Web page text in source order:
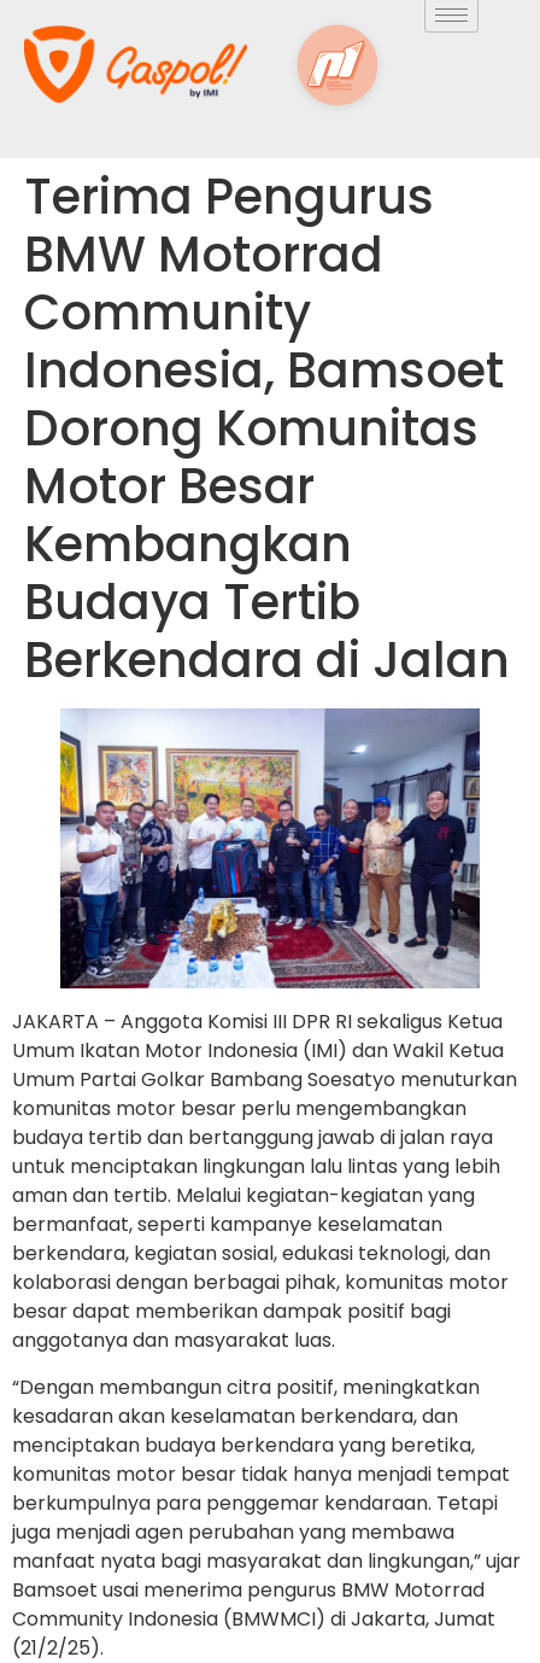
Terima Pengurus
BMW Motorrad
Community
Indonesia, Bamsoet
Dorong Komunitas
Motor Besar
Kembangkan
Budaya Tertib
Berkendara di Jalan
JAKARTA – Anggota Komisi III DPR RI sekaligus Ketua
Umum Ikatan Motor Indonesia (IMI) dan Wakil Ketua
Umum Partai Golkar Bambang Soesatyo menuturkan
komunitas motor besar perlu mengembangkan
budaya tertib dan bertanggung jawab di jalan raya
untuk menciptakan lingkungan lalu lintas yang lebih
aman dan tertib. Melalui kegiatan-kegiatan yang
bermanfaat, seperti kampanye keselamatan
berkendara, kegiatan sosial, edukasi teknologi, dan
kolaborasi dengan berbagai pihak, komunitas motor
besar dapat memberikan dampak positif bagi
anggotanya dan masyarakat luas.
“Dengan membangun citra positif, meningkatkan
kesadaran akan keselamatan berkendara, dan
menciptakan budaya berkendara yang beretika,
komunitas motor besar tidak hanya menjadi tempat
berkumpulnya para penggemar kendaraan. Tetapi
juga menjadi agen perubahan yang membawa
manfaat nyata bagi masyarakat dan lingkungan,” ujar
Bamsoet usai menerima pengurus BMW Motorrad
Community Indonesia (BMWMCI) di Jakarta, Jumat
(21/2/25).